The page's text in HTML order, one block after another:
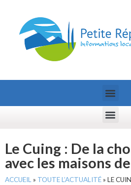
Le Cuing : De la
avec les maisons
ACCUEIL » TOUTE L’ACTUALITÉ» LE